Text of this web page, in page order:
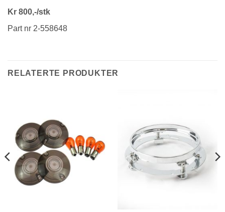
Kr 800,-/stk
Part nr 2-558648
RELATERTE PRODUKTER